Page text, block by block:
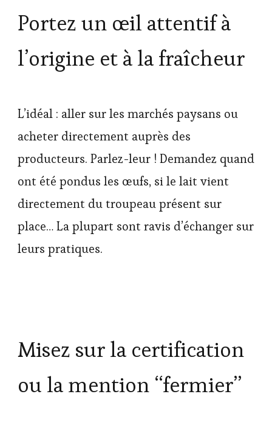
Portez un œil attentif à
l’origine et à la fraîcheur
L’idéal : aller sur les marchés paysans ou
acheter directement auprès des
producteurs. Parlez-leur ! Demandez quand
ont été pondus les œufs, si le lait vient
directement du troupeau présent sur
place… La plupart sont ravis d’échanger sur
leurs pratiques.
Misez sur la certification
ou la mention “fermier”